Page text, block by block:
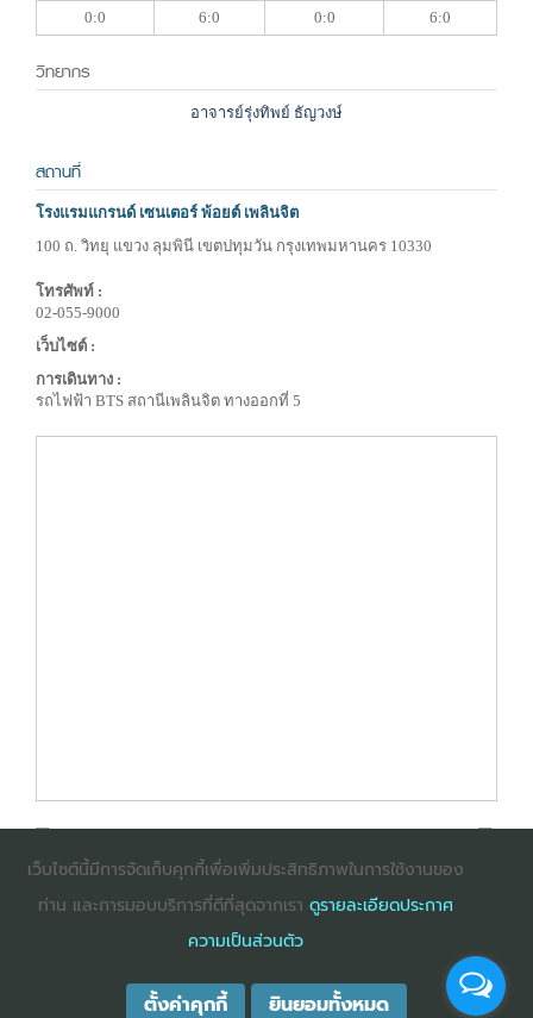
0:0 6:0 0:0 6:0
วิทยากร
อาจารย์รุ่งทิพย์ ธัญวงษ์
สถานที่
โรงแรมแกรนด์ เซนเตอร์ พ้อยต์ เพลินจิต
100 ถ. วิทยุ แขวง ลุมพินี เขตปทุมวัน กรุงเทพมหานคร 10330
โทรศัพท์ :
02-055-9000
เว็บไซต์ :
การเดินทาง :
รถไฟฟ้า BTS สถานีเพลินจิต ทางออกที่ 5
: InternetExplorer เวอร์ชั่น 10 ขึ้นไป
: Chrome เวอร์ชั่น 58 ขึ้นไป
COPYRIGHT ©2025DHARMNITI SEMINAR AND TRAINING CO., LTDALL
เว็บไซต์นี้มีการจัดเก็บคุกกี้เพื่อเพิ่มประสิทธิภาพในการใช้งานของ
ท่าน และการมอบบริการที่ดีที่สุดจากเรา ดูรายละเอียดประกาศ
ความเป็นส่วนตัว
ตั้งค่าคุกกี้ ยินยอมทั้งหมด